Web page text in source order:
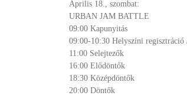
Április 18., szombat:
URBAN JAM BATTLE
09:00 Kapunyitás
09:00-10:30 Helyszíni regisztráció
11:00 Selejtezők
16:00 Elődöntők
18:30 Középdöntők
20:00 Döntők